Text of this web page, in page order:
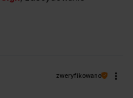
57,0 cm
zweryfikowano